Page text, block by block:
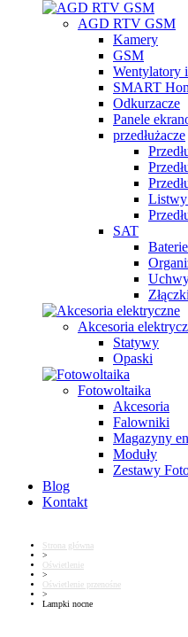
AGD RTV GSM
Kamery
GSM
Wentylatory
SMART
Odkurzacze
Panele
przedłużacze
Listwy
SAT
Baterie
Akcesoria
Statywy
Opaski
Fotowoltaika
Akcesoria
Falowniki
Magazyny
Moduły
Zestawy
Blog
Kontakt
Strona główna
>
Oświetlenie
>
Oświetlenie przenośne
>
Lampki nocne